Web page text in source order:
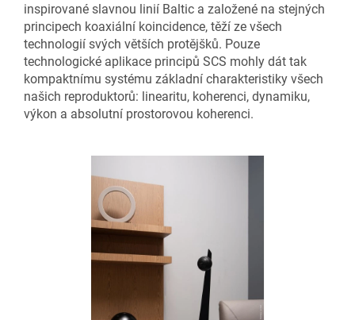
inspirované slavnou linií Baltic a založené na stejných
principech koaxiální koincidence, těží ze všech
technologií svých větších protějšků. Pouze
technologické aplikace principů SCS mohly dát tak
kompaktnímu systému základní charakteristiky všech
našich reproduktorů: linearitu, koherenci, dynamiku,
výkon a absolutní prostorovou koherenci.